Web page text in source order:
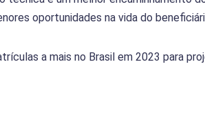
oportunidades na vida do
a mais no Brasil em 2023 para